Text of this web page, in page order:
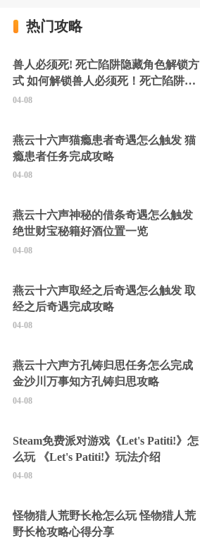
热门攻略
兽人必须死! 死亡陷阱隐藏角色解锁方
式 如何解锁兽人必须死！死亡陷阱中
的隐藏角色
04-08
燕云十六声猫瘾患者奇遇怎么触发 猫
瘾患者任务完成攻略
04-08
燕云十六声神秘的借条奇遇怎么触发
绝世财宝秘籍好酒位置一览
04-08
燕云十六声取经之后奇遇怎么触发 取
经之后奇遇完成攻略
04-08
燕云十六声方孔铸归思任务怎么完成
金沙川万事知方孔铸归思攻略
04-08
Steam免费派对游戏《Let's Patiti!》怎
么玩 《Let's Patiti!》玩法介绍
04-08
怪物猎人荒野长枪怎么玩 怪物猎人荒
野长枪攻略心得分享